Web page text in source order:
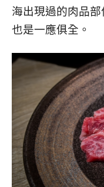
海出現過的肉品
也是一應俱全。